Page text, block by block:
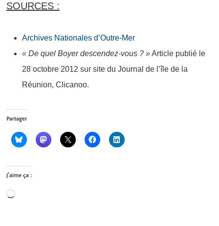
SOURCES :
Archives Nationales d’Outre-Mer
« De quel Boyer descendez-vous ? »Article publié le
28 octobre 2012 sur site du Journal de l’île de la
Réunion, Clicanoo.
Partager
J’aime ça :
Chargement…